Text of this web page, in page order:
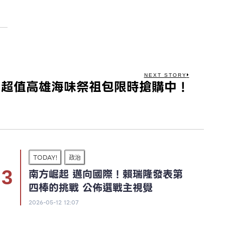
NEXT STORY
值高雄海味祭祖包限時搶購中！
TODAY! 政治
南方崛起 邁向國際！賴瑞隆發表第
四棒的挑戰 公佈選戰主視覺
2026-05-12 12:07